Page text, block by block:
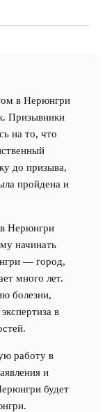
в Нерюнгри
Призывники
на то, что
до призыва,
пройдена и
Нерюнгри
начинать
— город,
много лет.
болезни,
в
работу в
и
будет